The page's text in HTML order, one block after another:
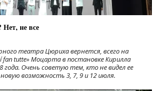
Нет, не все
театра Цюриха вернется, всего на
fan tutte» Моцарта в постановке Кирилла
года. Очень советую тем, кто не видел ее
возможность 3, 7, 9 и 12 июля.